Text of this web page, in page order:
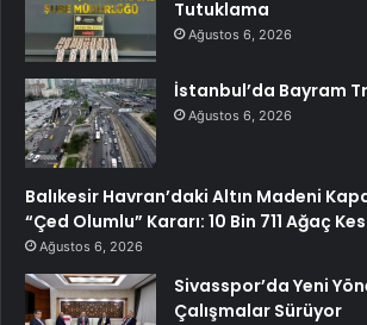
Tutuklama
Ağustos 6, 2026
İstanbul’da Bayram
Ağustos 6, 2026
Balıkesir Havran’daki Altın Madeni
“Çed Olumlu” Kararı: 10 Bin 711 Ağaç
Ağustos 6, 2026
Sivasspor’da Yeni
Çalışmalar Sürüyor